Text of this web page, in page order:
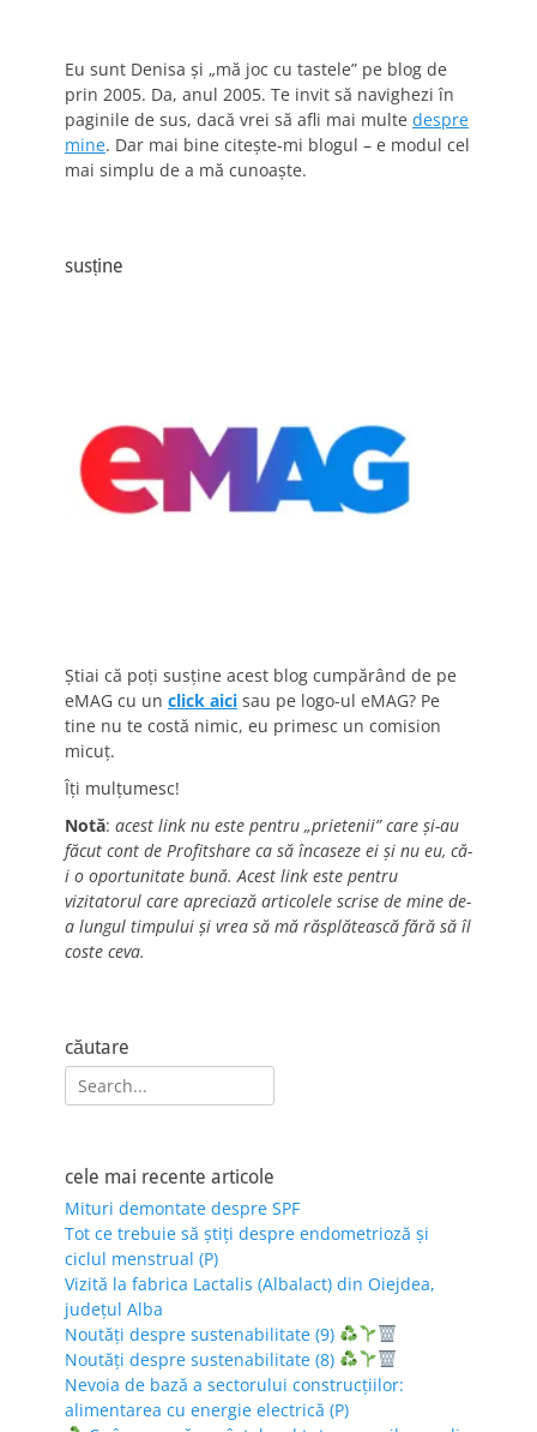
Eu sunt Denisa și „mă joc cu tastele” pe blog de
prin 2005. Da, anul 2005. Te invit să navighezi în
paginile de sus, dacă vrei să afli mai multe despre
mine. Dar mai bine citește-mi blogul – e modul cel
mai simplu de a mă cunoaște.
susține
Știai că poți susține acest blog cumpărând de pe
eMAG cu un click aici sau pe logo-ul eMAG? Pe
tine nu te costă nimic, eu primesc un comision
micuț.
Îți mulțumesc!
Notă: acest link nu este pentru „prietenii” care și-au
făcut cont de Profitshare ca să încaseze ei și nu eu, că-
i o oportunitate bună. Acest link este pentru
vizitatorul care apreciază articolele scrise de mine de-
a lungul timpului și vrea să mă răsplătească fără să îl
coste ceva.
căutare
Search
for:
cele mai recente articole
Mituri demontate despre SPF
Tot ce trebuie să știți despre endometrioză și
ciclul menstrual (P)
Vizită la fabrica Lactalis (Albalact) din Oiejdea,
județul Alba
Noutăți despre sustenabilitate (9)
Noutăți despre sustenabilitate (8)
Nevoia de bază a sectorului construcțiilor:
alimentarea cu energie electrică (P)